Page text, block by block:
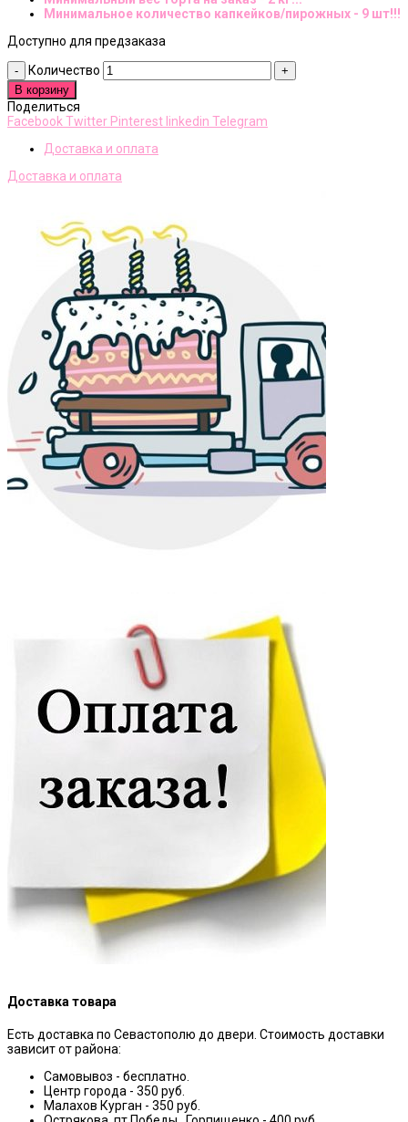
Минимальное количество капкейков/пирожных - 9 шт!!!
Доступно для предзаказа
Количество
В корзину
Поделиться
Facebook Twitter Pinterest linkedin Telegram
Доставка и оплата
Доставка и оплата
Доставка товара
Есть доставка по Севастополю до двери. Стоимость доставки
зависит от района:
Самовывоз - бесплатно.
Центр города - 350 руб.
Малахов Курган - 350 руб.